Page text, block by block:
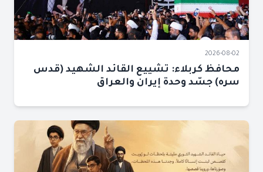
2026-08-02
محافظ كربلاء: تشييع القائد الشهيد (قدس
سره) جسّد وحدة إيران والعراق